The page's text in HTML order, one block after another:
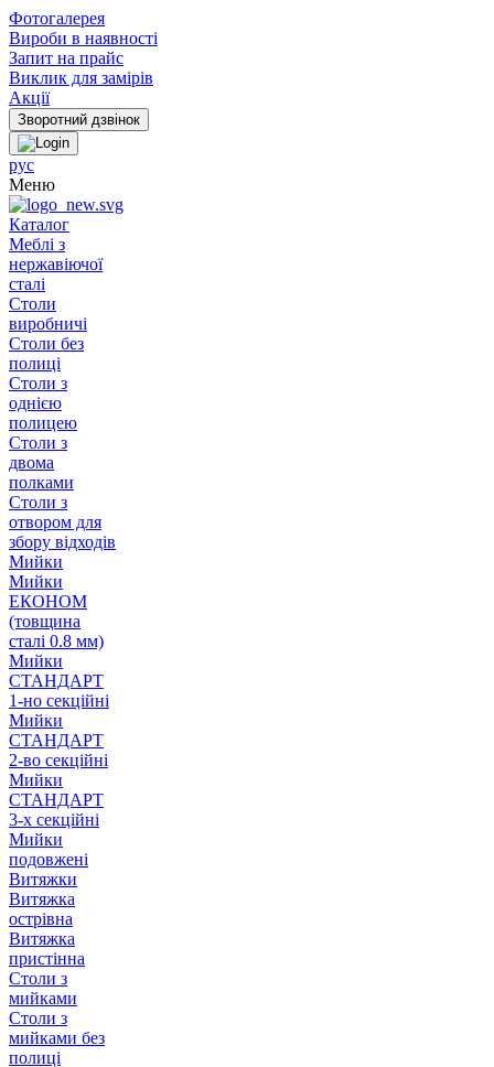
Фотогалерея
Вироби в наявності
Запит на прайс
Виклик для замірів
Акції
рус
Меню
Каталог
Меблі з
нержавіючої
сталі
Столи
виробничі
Столи без
полиці
Столи з
однією
полицею
Столи з
двома
полками
Столи з
отвором для
збору відходів
Мийки
Мийки
ЕКОНОМ
(товщина
сталі 0.8 мм)
Мийки
СТАНДАРТ
1-но секційні
Мийки
СТАНДАРТ
2-во секційні
Мийки
СТАНДАРТ
3-х секційні
Мийки
подовжені
Витяжки
Витяжка
острівна
Витяжка
пристінна
Столи з
мийками
Столи з
мийками без
полиці